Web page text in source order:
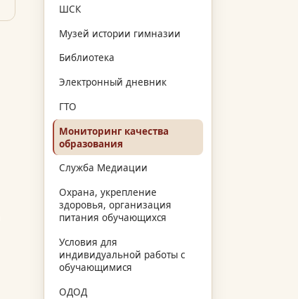
ШСК
Музей истории гимназии
Библиотека
Электронный дневник
ГТО
Мониторинг качества
образования
Служба Медиации
Охрана, укрепление
здоровья, организация
питания обучающихся
Условия для
индивидуальной работы с
обучающимися
ОДОД